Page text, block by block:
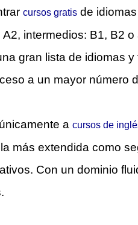
cursos gratis de
A2, intermedios: B1, B2
gran lista de idiomas
a un mayor número
a cursos de
más extendida como
Con un dominio